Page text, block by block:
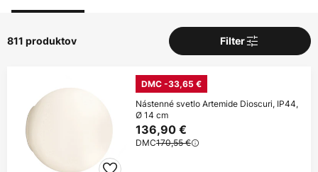
811 produktov Filter
DMC -33,65 €
Nástenné svetlo Artemide Dioscuri, IP44,
Ø 14 cm
136,90 €
DMC170,55 €